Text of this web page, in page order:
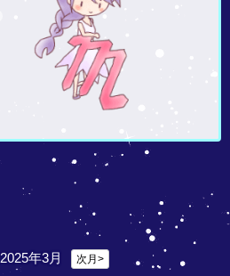
2025年3月 次月>